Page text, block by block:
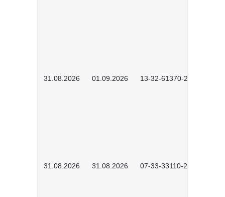
31.08.2026 01.09.2026 13-32-61370-2602
31.08.2026 31.08.2026 07-33-33110-2602